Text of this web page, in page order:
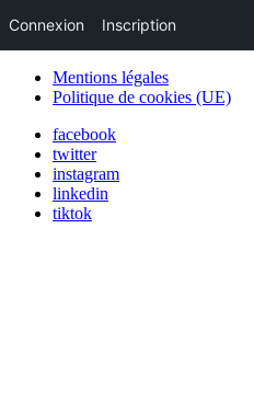
Mentions légales
Politique de cookies (UE)
facebook
twitter
instagram
linkedin
tiktok
Connexion Inscription